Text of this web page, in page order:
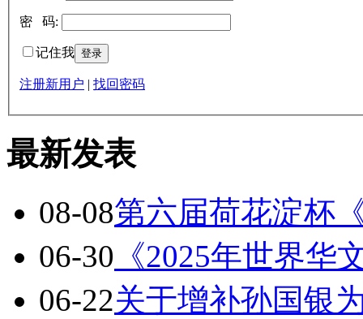
密 码:
记住我
注册新用户 | 找回密码
最新发表
08-08第六届荷花淀杯
06-30 《2025年世界华
06-22关于增补孙国银